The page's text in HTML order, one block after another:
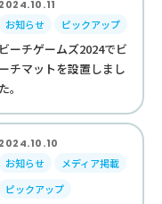
2024.10.11
お知らせ
ピックアップ
ビーチゲームズ2024でビ
ーチマットを設置しまし
た。
2024.10.10
お知らせ
メディア掲載
ピックアップ